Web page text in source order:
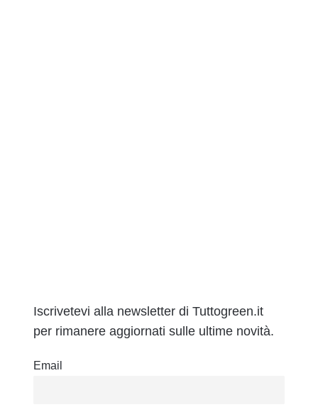
Iscrivetevi alla newsletter di Tuttogreen.it
per rimanere aggiornati sulle ultime novità.
Email